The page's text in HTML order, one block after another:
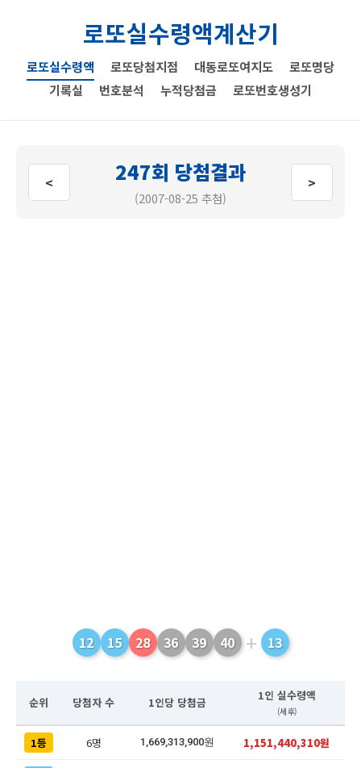
로또실수령액계산기
로또실수령액 로또당첨지점 대동로또여지도
로또명당
기록실
번호분석 누적당첨금 로또번호생성기
< 247회 당첨결과
(2007-08-25 추첨)
>
12 15 28 36 39 40 + 13
순위 당첨자 수 1인당 당첨금 1인 실수령액
(세후)
1등 6명 1,669,313,900원 1,151,440,310원